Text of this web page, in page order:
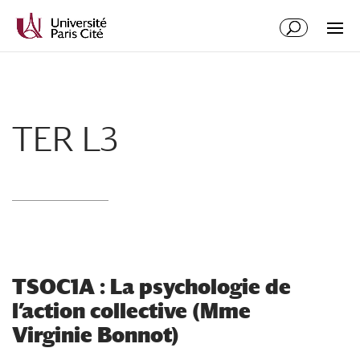
contenu
TER L3
TSOC1A : La psychologie de
l’action collective (Mme
Virginie Bonnot)